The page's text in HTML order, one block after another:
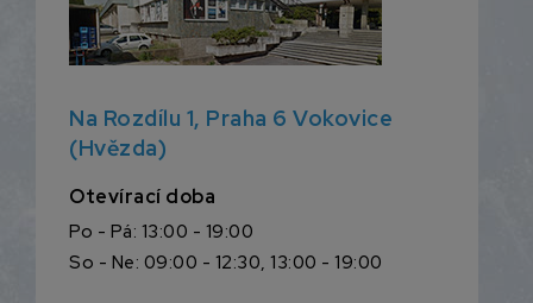
Na Rozdílu 1, Praha 6 Vokovice
(Hvězda)
Otevírací doba
Po - Pá: 13:00 - 19:00
So - Ne: 09:00 - 12:30, 13:00 - 19:00